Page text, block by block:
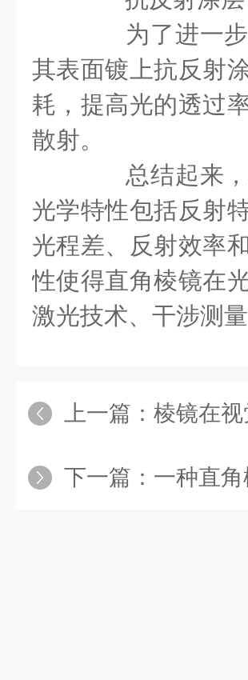
为了进一步
其表面镀上抗反射
耗，提高光的透过
散射。
总结起来，
光学特性包括反射
光程差、反射效率
性使得直角棱镜在
激光技术、干涉测
上一篇： 棱镜在
下一篇： 一种直